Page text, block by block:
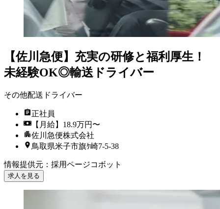
【佐川急便】充実の研修と福利厚生！
未経験OK◎輸送ドライバー
その他配送ドライバー
正社員
【月給】18.9万円〜
佐川急便株式会社
鳥取県米子市旗ｹ崎7-5-38
情報提供元 ： 採用ページコボット
求人を見る